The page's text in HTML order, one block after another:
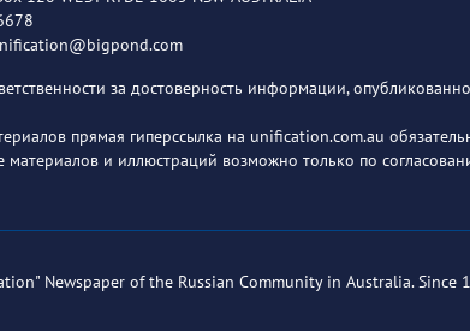
за достоверность информации,
прямая гиперссылка на unification.com.au
материалов и иллюстраций возможно только по
Newspaper of the Russian Community in Australia. Since